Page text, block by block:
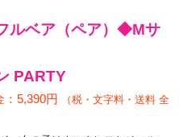
ルベア（ペア）◆Mサ
PARTY
5,390円
（税・文字料・送料 全